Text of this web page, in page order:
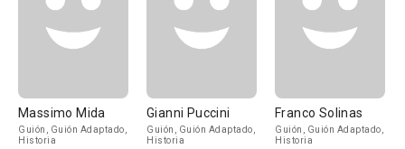
Massimo Mida
Guión, Guión Adaptado,
Historia
Gianni Puccini
Guión, Guión Adaptado,
Historia
Franco Solinas
Guión, Guión Adaptado,
Historia